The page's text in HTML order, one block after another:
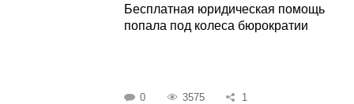
Бесплатная юридическая помощь
попала под колеса бюрократии
0 3575 1